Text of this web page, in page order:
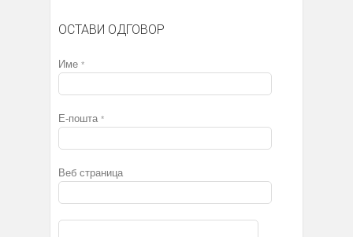
ОСТАВИ ОДГОВОР
Име *
Е-пошта *
Веб страница